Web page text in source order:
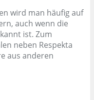
wird man häufig auf
auch wenn die
ist. Zum
neben Respekta
aus anderen